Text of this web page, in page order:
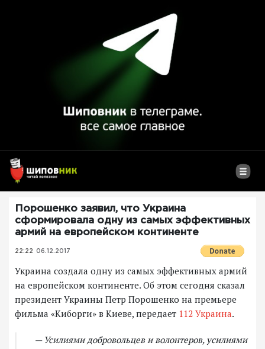
Порошенко заявил, что Украина
сформировала одну из самых эффективных
армий на европейском континенте
22:22 06.12.2017
Украина создала одну из самых эффективных армий
на европейском континенте. Об этом сегодня сказал
президент Украины Петр Порошенко на премьере
фильма «Киборги» в Киеве, передает 112 Украина.
— Усилиями добровольцев и волонтеров, усилиями